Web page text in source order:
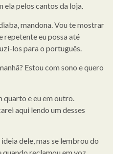
ela pelos cantos da loja.
mandona. Vou te mostrar
repetente eu possa até
los para o português.
Estou com sono e quero
quarto e eu em outro.
aqui lendo um desses
dele, mas se lembrou do
quando reclamou em voz